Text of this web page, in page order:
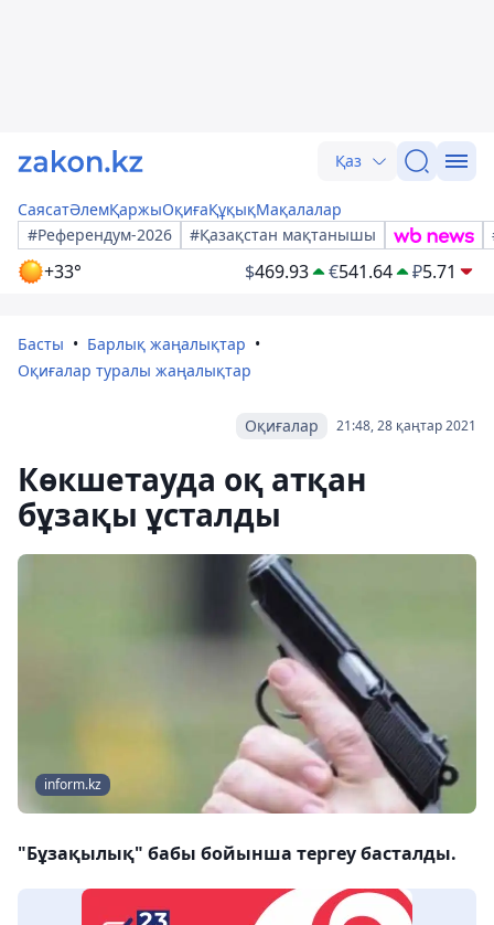
Қаз
СаясатӘлемҚаржыОқиғаҚұқықМақалалар
#Референдум-2026
#Қазақстан мақтанышы
+33° $469.93 €541.64 ₽5.71
Басты
Барлық жаңалықтар
Оқиғалар туралы жаңалықтар
21:48, 28 қаңтар 2021
Оқиғалар
Көкшетауда оқ атқан
бұзақы ұсталды
inform.kz
"Бұзақылық" бабы бойынша тергеу басталды.